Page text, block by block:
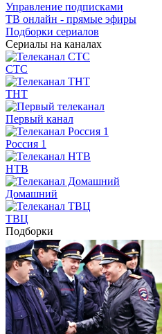
Управление подписками
ТВ онлайн - прямые эфиры
Подборки сериалов
Сериалы на каналах
СТС
ТНТ
Первый канал
Россия 1
НТВ
Домашний
ТВЦ
Подборки